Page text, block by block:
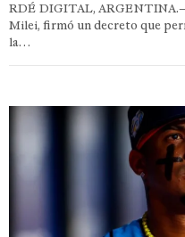
RDÉ DIGITAL,
Milei, firmó un decreto que
la…